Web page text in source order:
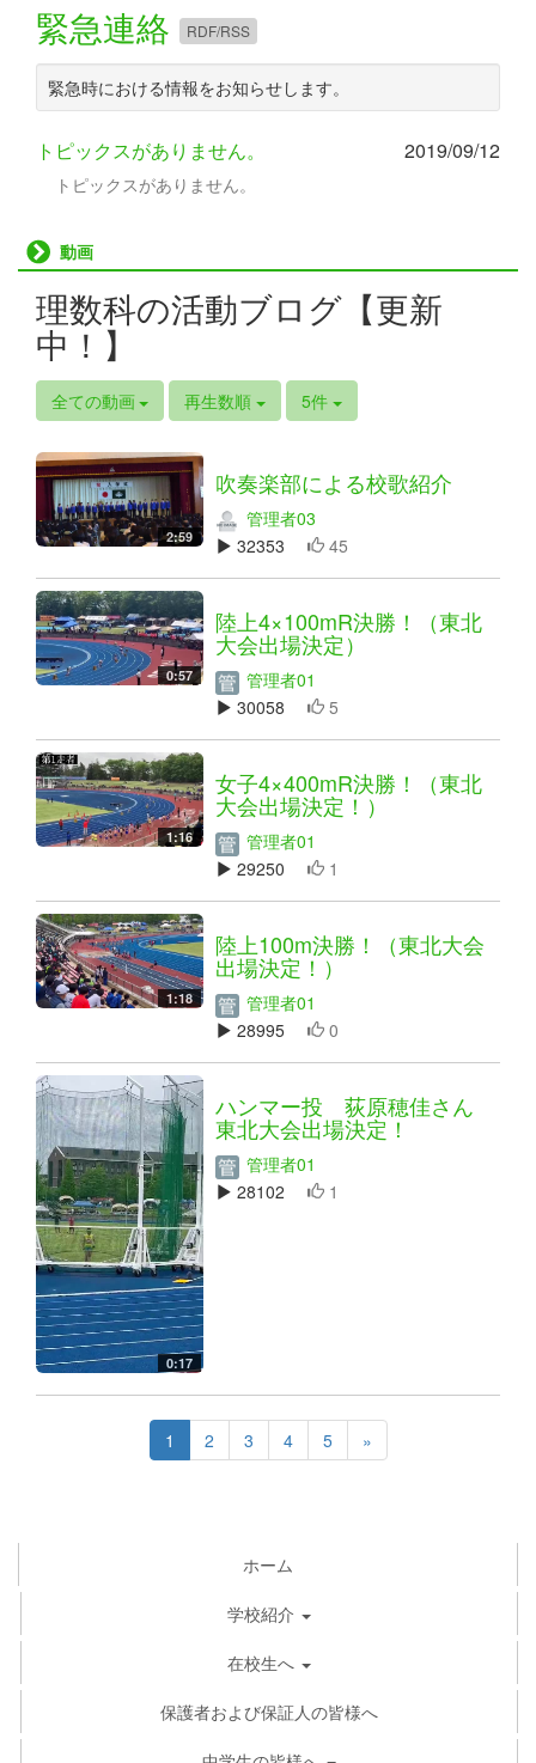
緊急連絡 RDF/RSS
緊急時における情報をお知らせします。
トピックスがありません。 2019/09/12
トピックスがありません。
動画
理数科の活動ブログ【更新
中！】
全ての動画 再生数順 5件
2:59
吹奏楽部による校歌紹介
管理者03
32353
45
0:57
陸上4×100mR決勝！（東北
大会出場決定）
管理者01
30058
5
1:16
女子4×400mR決勝！（東北
大会出場決定！）
管理者01
29250
1
1:18
陸上100m決勝！（東北大会
出場決定！）
管理者01
28995
0
0:17
ハンマー投 荻原穂佳さん
東北大会出場決定！
管理者01
28102
1
1 2 3 4 5 »
ホーム
学校紹介
在校生へ
保護者および保証人の皆様へ